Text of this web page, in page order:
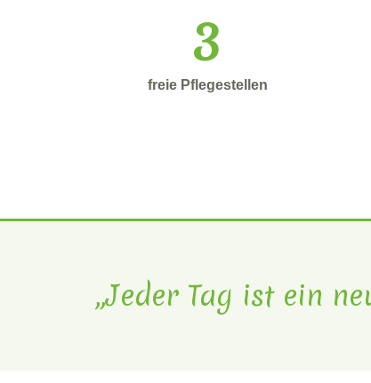
3
freie Pflegestellen
„Jeder Tag ist ein